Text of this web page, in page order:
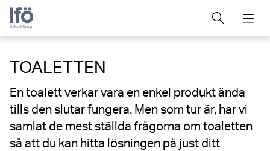
TOALETTEN
En toalett verkar vara en enkel produkt ända
tills den slutar fungera. Men som tur är, har vi
samlat de mest ställda frågorna om toaletten
så att du kan hitta lösningen på just ditt